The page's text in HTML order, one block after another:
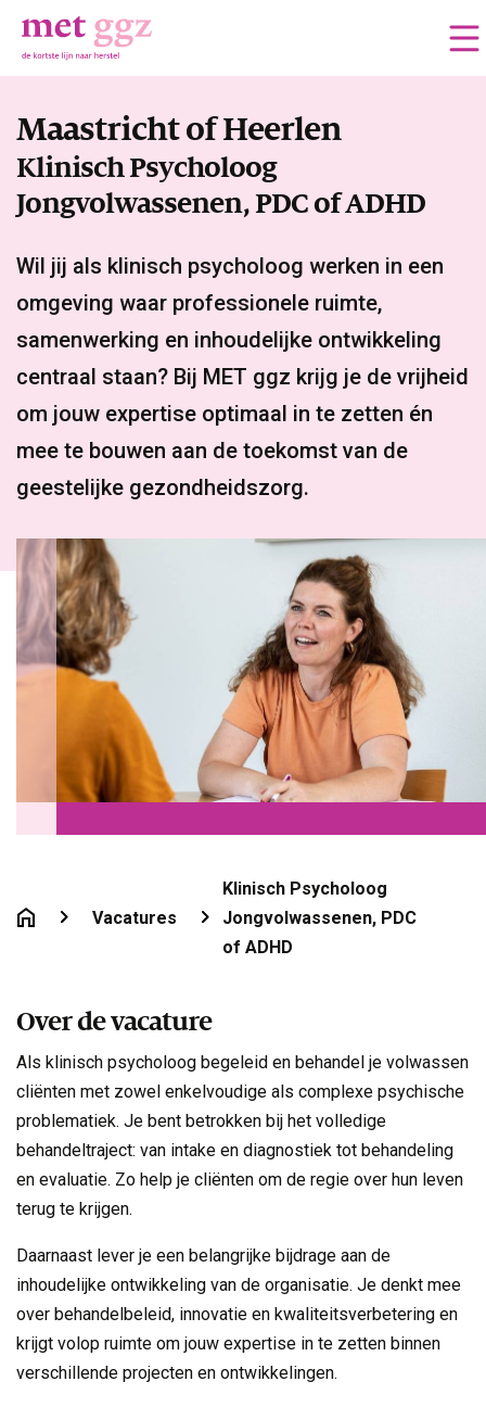
Maastricht of Heerlen
Klinisch Psycholoog
Jongvolwassenen, PDC of ADHD
Wil jij als klinisch psycholoog werken in een
omgeving waar professionele ruimte,
samenwerking en inhoudelijke ontwikkeling
centraal staan? Bij MET ggz krijg je de vrijheid
om jouw expertise optimaal in te zetten én
mee te bouwen aan de toekomst van de
geestelijke gezondheidszorg.
Vacatures
Klinisch Psycholoog
Jongvolwassenen, PDC
of ADHD
Over de vacature
Als klinisch psycholoog begeleid en behandel je volwassen
cliënten met zowel enkelvoudige als complexe psychische
problematiek. Je bent betrokken bij het volledige
behandeltraject: van intake en diagnostiek tot behandeling
en evaluatie. Zo help je cliënten om de regie over hun leven
terug te krijgen.
Daarnaast lever je een belangrijke bijdrage aan de
inhoudelijke ontwikkeling van de organisatie. Je denkt mee
over behandelbeleid, innovatie en kwaliteitsverbetering en
krijgt volop ruimte om jouw expertise in te zetten binnen
verschillende projecten en ontwikkelingen.